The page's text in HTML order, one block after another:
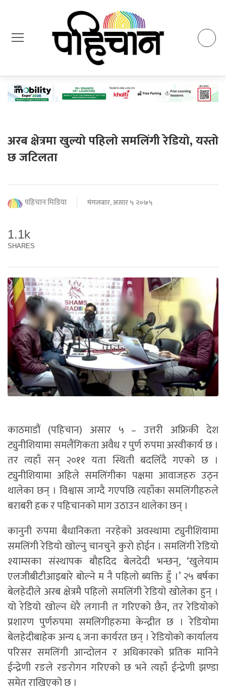
अरब क्षेत्रमा खुल्यो पहिलो समलिंगी रेडियो, यस्तो
छ जटिलता
पहिचान मिडिया मंगलबार, असार ५ २०७५
1.1k
SHARES
काठमाडौं (पहिचान) असार ५ – उत्तरी अफ्रिकी देश
ट्युनीशियामा समलैंगिकता अवैध र पुर्ण रुपमा अस्वीकार्य छ ।
तर त्यहाँ सन् २०११ यता स्थिती बदलिँदै गएको छ ।
ट्युनीशियामा अहिले समलिंगीका पक्षमा आवाजहरु उठ्न
थालेका छन् । विश्वास जाग्दै गएपछि त्यहाँका समलिंगीहरुले
बराबरी हक र पहिचानको माग उठाउन थालेका छन् ।
कानुनी रुपमा बैधानिकता नरहेको अवस्थामा ट्युनीशियामा
समलिंगी रेडियो खोल्नु चानचुने कुरो होईन । समलिंगी रेडियो
श्याम्सका संस्थापक बौहदिद बेलदेदी भन्छन्, ‘खुलेयाम
एलजीबीटीआइबारे बोल्ने म नै पहिलो ब्यक्ति हुँ ।’ २५ बर्षका
बेलहेदीले अरब क्षेत्रमै पहिलो समलिंगी रेडियो खोलेका हुन् ।
यो रेडियो खोल्न धेरै लगानी त गरिएको छैन, तर रेडियोको
प्रशारण पुर्णरुपमा समलिंगीहरुमा केन्द्रीत छ । रेडियोमा
बेलहेदीबाहेक अन्य ६ जना कार्यरत छन् । रेडियोको कार्यालय
परिसर समलिंगी आन्दोलन र अधिकारको प्रतिक मानिने
ईन्द्रेणी रङले रङरोगन गरिएको छ भने त्यहाँ ईन्द्रेणी झण्डा
समेत राखिएको छ ।